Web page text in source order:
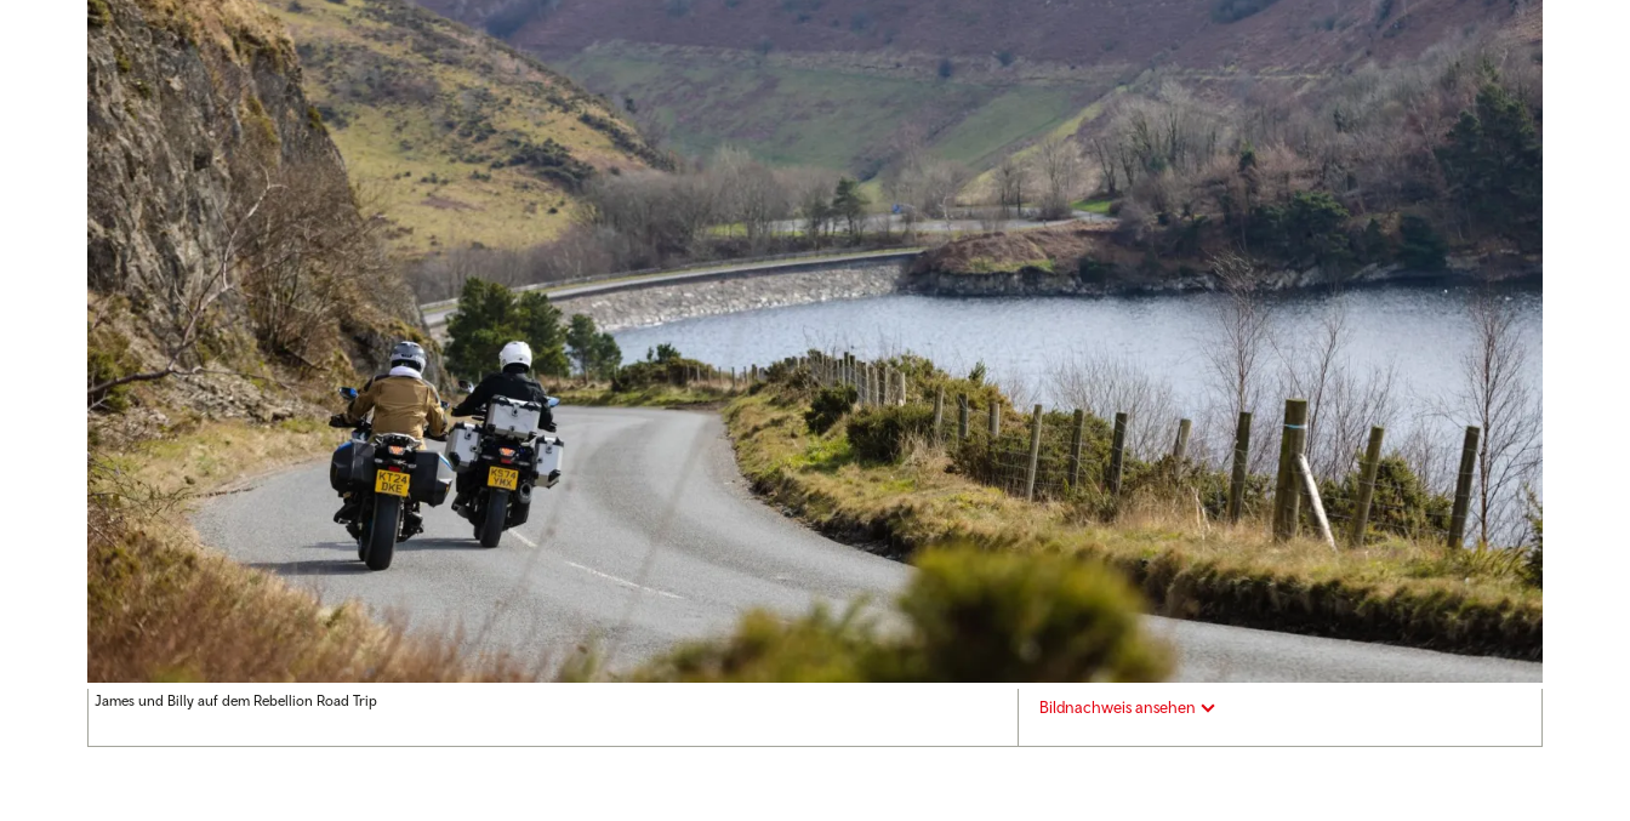
James und Billy auf dem Rebellion Road Trip Bildnachweis ansehen